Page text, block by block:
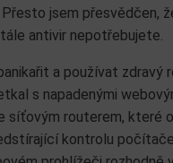
jsem přesvědčen,
antivir nepotřebujete.
a používat zdravý
s napadenými
síťovým routerem, které
kontrolu